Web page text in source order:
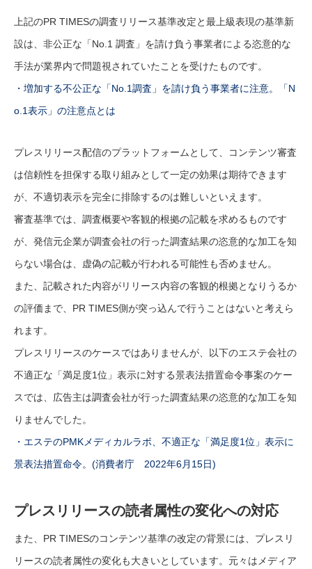
上記のPR TIMESの調査リリース基準改定と最上級表現の基準新
設は、非公正な「No.1 調査」を請け負う事業者による恣意的な
手法が業界内で問題視されていたことを受けたものです。
・増加する不公正な「No.1調査」を請け負う事業者に注意。「N
o.1表示」の注意点とは
プレスリリース配信のプラットフォームとして、コンテンツ審査
は信頼性を担保する取り組みとして一定の効果は期待できます
が、不適切表示を完全に排除するのは難しいといえます。
審査基準では、調査概要や客観的根拠の記載を求めるものです
が、発信元企業が調査会社の行った調査結果の恣意的な加工を知
らない場合は、虚偽の記載が行われる可能性も否めません。
また、記載された内容がリリース内容の客観的根拠となりうるか
の評価まで、PR TIMES側が突っ込んで行うことはないと考えら
れます。
プレスリリースのケースではありませんが、以下のエステ会社の
不適正な「満足度1位」表示に対する景表法措置命令事案のケー
スでは、広告主は調査会社が行った調査結果の恣意的な加工を知
りませんでした。
・エステのPMKメディカルラボ、不適正な「満足度1位」表示に
景表法措置命令。(消費者庁 2022年6月15日)
プレスリリースの読者属性の変化への対応
また、PR TIMESのコンテンツ基準の改定の背景には、プレスリ
リースの読者属性の変化も大きいとしています。元々はメディア